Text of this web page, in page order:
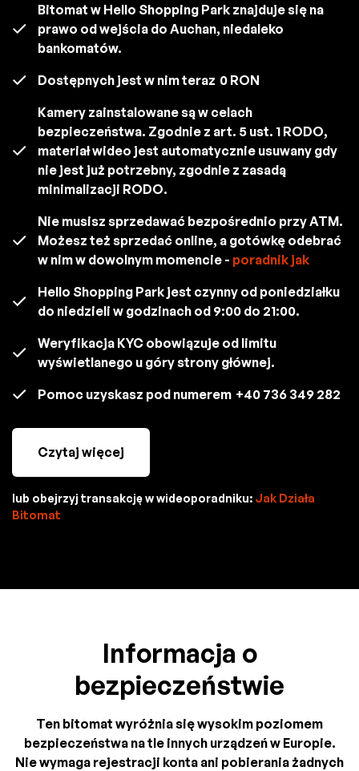
Bitomat w Hello Shopping Park znajduje się na
prawo od wejścia do Auchan, niedaleko
bankomatów.
Dostępnych jest w nim teraz 0 RON
Kamery zainstalowane są w celach
bezpieczeństwa. Zgodnie z art. 5 ust. 1 RODO,
materiał wideo jest automatycznie usuwany gdy
nie jest już potrzebny, zgodnie z zasadą
minimalizacji RODO.
Nie musisz sprzedawać bezpośrednio przy ATM.
Możesz też sprzedać online, a gotówkę odebrać
w nim w dowolnym momencie - poradnik jak
Hello Shopping Park jest czynny od poniedziałku
do niedzieli w godzinach od 9:00 do 21:00.
Weryfikacja KYC obowiązuje od limitu
wyświetlanego u góry strony głównej.
Pomoc uzyskasz pod numerem +40 736 349 282
Czytaj więcej
lub obejrzyj transakcję w wideoporadniku: Jak Działa
Bitomat
Informacja o
bezpieczeństwie
Ten bitomat wyróżnia się wysokim poziomem
bezpieczeństwa na tle innych urządzeń w Europie.
Nie wymaga rejestracji konta ani pobierania żadnych